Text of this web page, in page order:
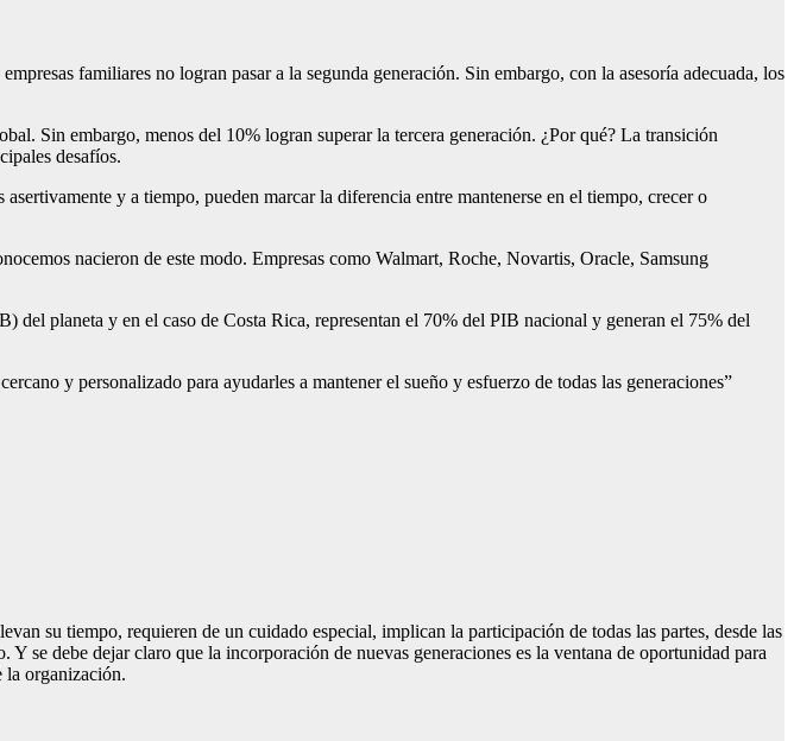
familiares no logran pasar a la segunda generación. Sin embargo, con la asesoría adecuada, los
Sin embargo, menos del 10% logran superar la tercera generación. ¿Por qué? La transición
desafíos.
y a tiempo, pueden marcar la diferencia entre mantenerse en el tiempo, crecer o
nacieron de este modo. Empresas como Walmart, Roche, Novartis, Oracle, Samsung
del planeta y en el caso de Costa Rica, representan el 70% del PIB nacional y generan el 75% del
y personalizado para ayudarles a mantener el sueño y esfuerzo de todas las generaciones”
su tiempo, requieren de un cuidado especial, implican la participación de todas las partes, desde las
se debe dejar claro que la incorporación de nuevas generaciones es la ventana de oportunidad para
la organización.